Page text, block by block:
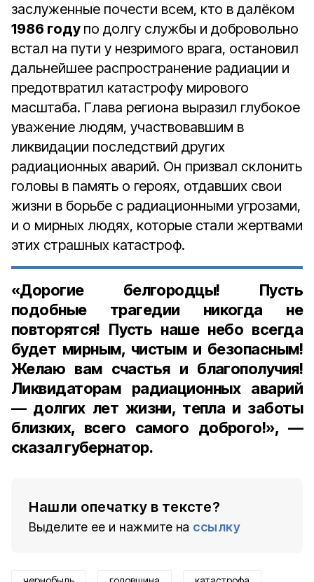
заслуженные почести всем, кто в далёком
1986 году по долгу службы и добровольно
встал на пути у незримого врага, остановил
дальнейшее распространение радиации и
предотвратил катастрофу мирового
масштаба. Глава региона выразил глубокое
уважение людям, участвовавшим в
ликвидации последствий других
радиационных аварий. Он призвал склонить
головы в память о героях, отдавших свои
жизни в борьбе с радиационными угрозами,
и о мирных людях, которые стали жертвами
этих страшных катастроф.
«Дорогие белгородцы! Пусть
подобные трагедии никогда не
повторятся! Пусть наше небо всегда
будет мирным, чистым и безопасным!
Желаю вам счастья и благополучия!
Ликвидаторам радиационных аварий
— долгих лет жизни, тепла и заботы
близких, всего самого доброго!», —
сказал губернатор.
Нашли опечатку в тексте?
Выделите ее и нажмите на ссылку